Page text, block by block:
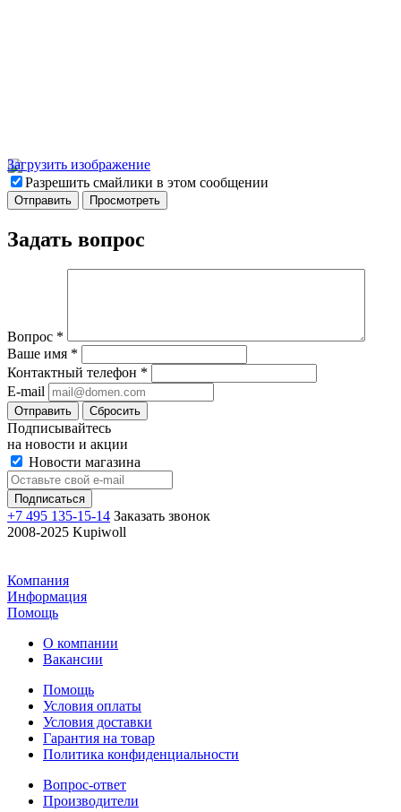
Загрузить изображение
Разрешить смайлики в этом сообщении
Задать вопрос
Вопрос *
Ваше имя *
Контактный телефон *
E-mail
Отправить Сбросить
Подписывайтесь
на новости и акции
Новости магазина
+7 495 135-15-14 Заказать звонок
2008-2025 Kupiwoll
Компания
Информация
Помощь
О компании
Вакансии
Помощь
Условия оплаты
Условия доставки
Гарантия на товар
Политика конфиденциальности
Вопрос-ответ
Производители